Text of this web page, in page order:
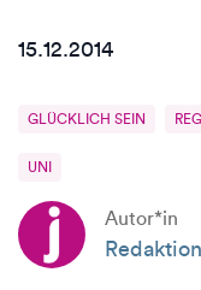
15.12.2014
GLÜCKLICH SEIN
UNI
Autor*in
Redaktion